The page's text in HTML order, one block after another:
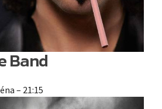
Band
– 21:15